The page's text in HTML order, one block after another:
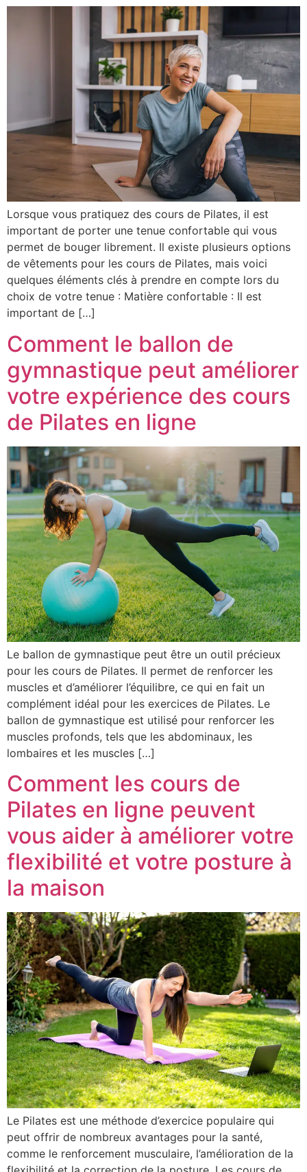
Lorsque vous pratiquez des cours de Pilates, il est
important de porter une tenue confortable qui vous
permet de bouger librement. Il existe plusieurs options
de vêtements pour les cours de Pilates, mais voici
quelques éléments clés à prendre en compte lors du
choix de votre tenue : Matière confortable : Il est
important de […]
Comment le ballon de
gymnastique peut améliorer
votre expérience des cours
de Pilates en ligne
Le ballon de gymnastique peut être un outil précieux
pour les cours de Pilates. Il permet de renforcer les
muscles et d’améliorer l’équilibre, ce qui en fait un
complément idéal pour les exercices de Pilates. Le
ballon de gymnastique est utilisé pour renforcer les
muscles profonds, tels que les abdominaux, les
lombaires et les muscles […]
Comment les cours de
Pilates en ligne peuvent
vous aider à améliorer votre
flexibilité et votre posture à
la maison
Le Pilates est une méthode d’exercice populaire qui
peut offrir de nombreux avantages pour la santé,
comme le renforcement musculaire, l’amélioration de la